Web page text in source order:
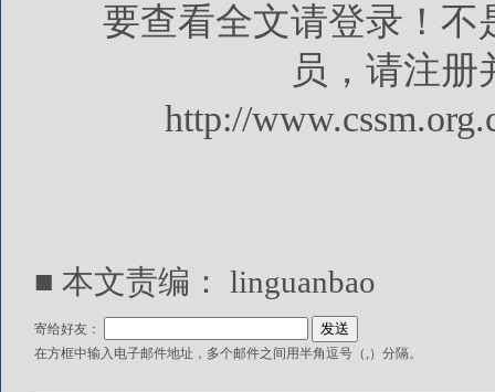
要查看全文请登录！不
员，请注册
http://
■ 本文责编： linguanbao
寄给好友：
在方框中输入电子邮件地址，多个邮件之间用半角逗号（,）分隔。